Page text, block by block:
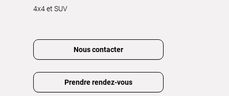
4x4 et SUV
Nous contacter
Prendre rendez-vous